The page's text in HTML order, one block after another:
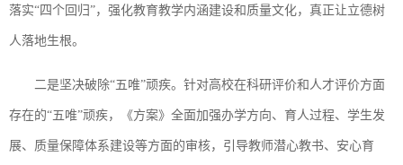
落实“四个回归”，强化教育教学内涵建设和质量文化，真正让立德树
人落地生根。
二是坚决破除“五唯”顽疾。针对高校在科研评价和人才评价方面
存在的“五唯”顽疾，《方案》全面加强办学方向、育人过程、学生发
展、质量保障体系建设等方面的审核，引导教师潜心教书、安心育